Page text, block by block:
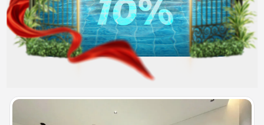
đồng/Tháng Hết phòng
CÓ THỂ BẠN QUAN TÂM